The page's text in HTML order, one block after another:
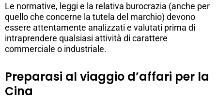
Le normative, leggi e la relativa burocrazia (anche per
quello che concerne la tutela del marchio) devono
essere attentamente analizzati e valutati prima di
intraprendere qualsiasi attività di carattere
commerciale o industriale.
Preparasi al viaggio d’affari per la
Cina